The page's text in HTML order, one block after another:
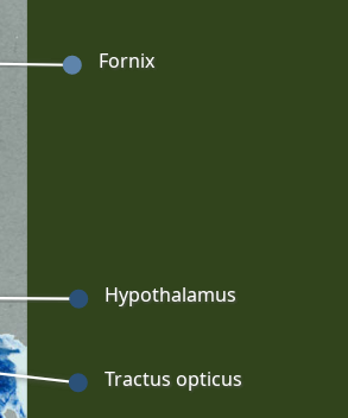
Hypothalamus
Fornix
Tractus opticus